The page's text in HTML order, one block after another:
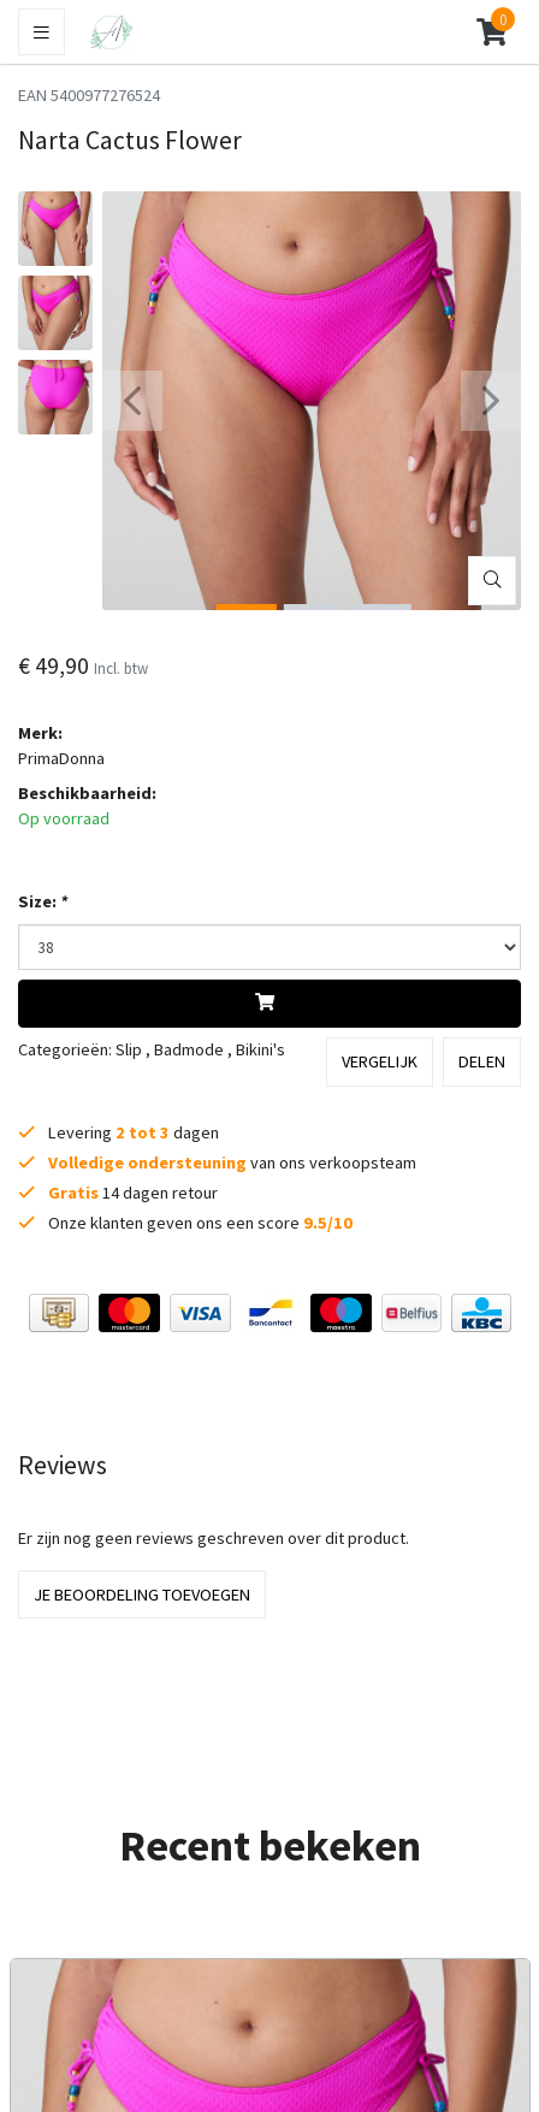
0
EAN 5400977276524
Narta Cactus Flower
€ 49,90 Incl. btw
Merk:
PrimaDonna
Beschikbaarheid:
Op voorraad
Size: *
Categorieën: Slip , Badmode , Bikini's
VERGELIJK DELEN
Levering 2 tot 3 dagen
Volledige ondersteuning van ons verkoopsteam
Gratis14 dagen retour
Onze klanten geven ons een score 9.5/10
Reviews
Er zijn nog geen reviews geschreven over dit product.
JE BEOORDELING TOEVOEGEN
Recent bekeken